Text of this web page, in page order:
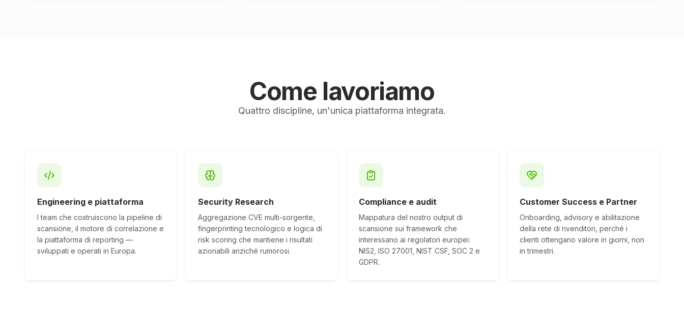
Come lavoriamo
Quattro discipline, un'unica piattaforma integrata.
Engineering e piattaforma
I team che costruiscono la pipeline di
scansione, il motore di correlazione e
la piattaforma di reporting —
sviluppati e operati in Europa.
Security Research
Aggregazione CVE multi-sorgente,
fingerprinting tecnologico e logica di
risk scoring che mantiene i risultati
azionabili anziché rumorosi.
Compliance e audit
Mappatura del nostro output di
scansione sui framework che
interessano ai regolatori europei:
NIS2, ISO 27001, NIST CSF, SOC 2 e
GDPR.
Customer Success e Partner
Onboarding, advisory e abilitazione
della rete di rivenditori, perché i
clienti ottengano valore in giorni, non
in trimestri.